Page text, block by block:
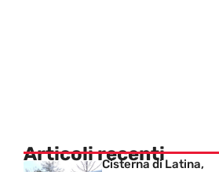
Articoli recenti
Cisterna di Latina,